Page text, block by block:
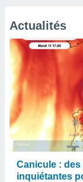
Actualités
Canicule :
inquiétantes